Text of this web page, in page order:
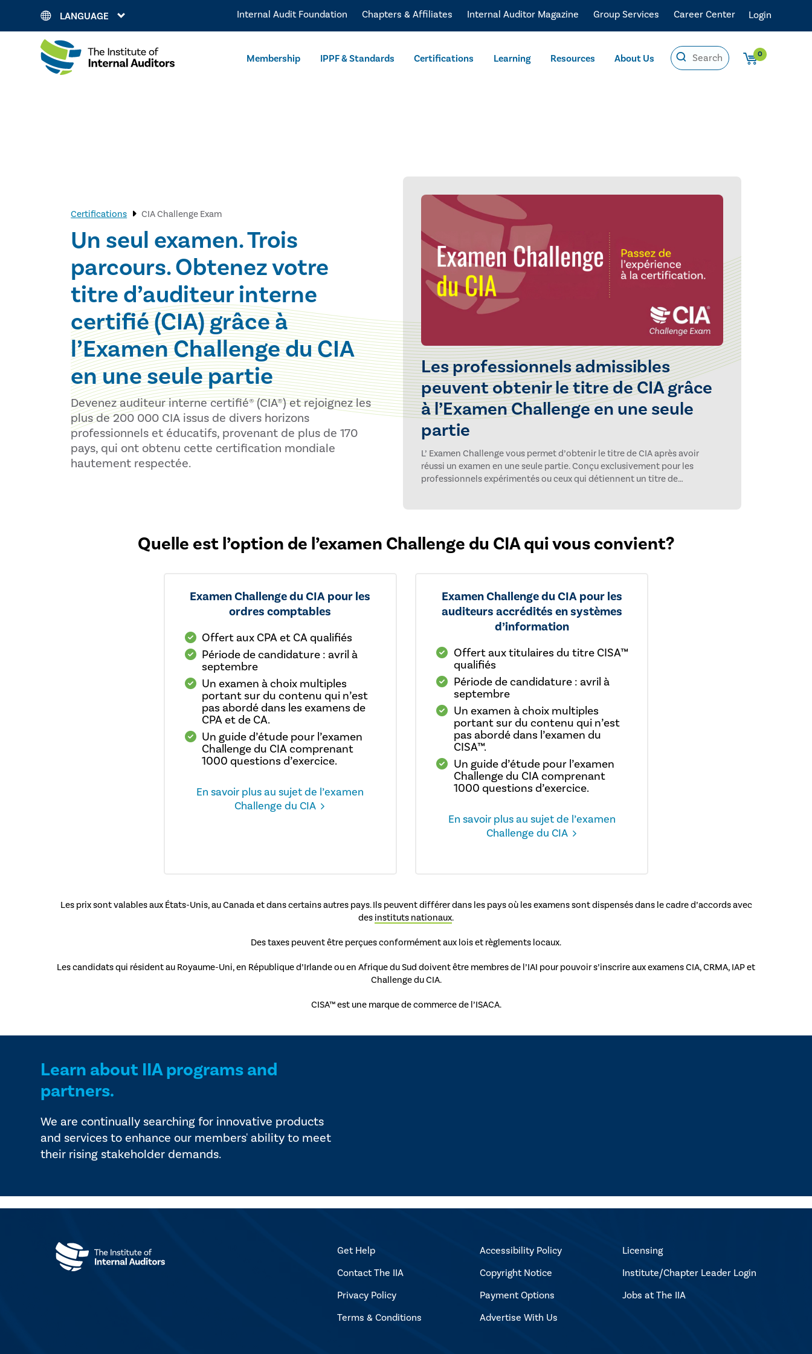
Membership IPPF & Standards Certifications Learning Resources About Us 0
LANGUAGE Internal Audit Foundation Chapters & Affiliates Internal Auditor Magazine Group Services Career Center Login
Certifications CIA Challenge Exam
Un seul examen. Trois
parcours. Obtenez votre
titre d’auditeur interne
certifié (CIA) grâce à
l’Examen Challenge du CIA
en une seule partie
Devenez auditeur interne certifié® (CIA®) et rejoignez les
plus de 200 000 CIA issus de divers horizons
professionnels et éducatifs, provenant de plus de 170
pays, qui ont obtenu cette certification mondiale
hautement respectée.
Les professionnels admissibles
peuvent obtenir le titre de CIA grâce
à l’Examen Challenge en une seule
partie
L’ Examen Challenge vous permet d’obtenir le titre de CIA après avoir
réussi un examen en une seule partie. Conçu exclusivement pour les
professionnels expérimentés ou ceux qui détiennent un titre de
Quelle est l’option de l’examen Challenge du CIA qui vous convient?
Examen Challenge du CIA pour les
ordres comptables
Offert aux CPA et CA qualifiés
Période de candidature : avril à
septembre
Un examen à choix multiples
portant sur du contenu qui n’est
pas abordé dans les examens de
CPA et de CA.
Un guide d’étude pour l’examen
Challenge du CIA comprenant
1000 questions d’exercice.
En savoir plus au sujet de l’examen
Challenge du CIA
Examen Challenge du CIA pour les
auditeurs accrédités en systèmes
d’information
Offert aux titulaires du titre CISA™
qualifiés
Période de candidature : avril à
septembre
Un examen à choix multiples
portant sur du contenu qui n’est
pas abordé dans l’examen du
CISA™.
Un guide d’étude pour l’examen
Challenge du CIA comprenant
1000 questions d’exercice.
En savoir plus au sujet de l’examen
Challenge du CIA
Les prix sont valables aux États-Unis, au Canada et dans certains autres pays. Ils peuvent différer dans les pays où les examens sont dispensés dans le cadre d’accords avec
des instituts nationaux.
Des taxes peuvent être perçues conformément aux lois et règlements locaux.
Les candidats qui résident au Royaume-Uni, en République d’Irlande ou en Afrique du Sud doivent être membres de l’IAI pour pouvoir s’inscrire aux examens CIA, CRMA, IAP et
Challenge du CIA.
CISA™ est une marque de commerce de l’ISACA.
Learn about IIA programs and
partners.
We are continually searching for innovative products
and services to enhance our members' ability to meet
their rising stakeholder demands.
Get Help
Contact The IIA
Privacy Policy
Terms & Conditions
Accessibility Policy
Copyright Notice
Payment Options
Advertise With Us
Licensing
Institute/Chapter Leader Login
Jobs at The IIA